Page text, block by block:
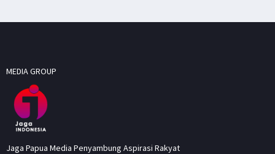
MEDIA GROUP
Jaga Papua Media Penyambung Aspirasi Rakyat